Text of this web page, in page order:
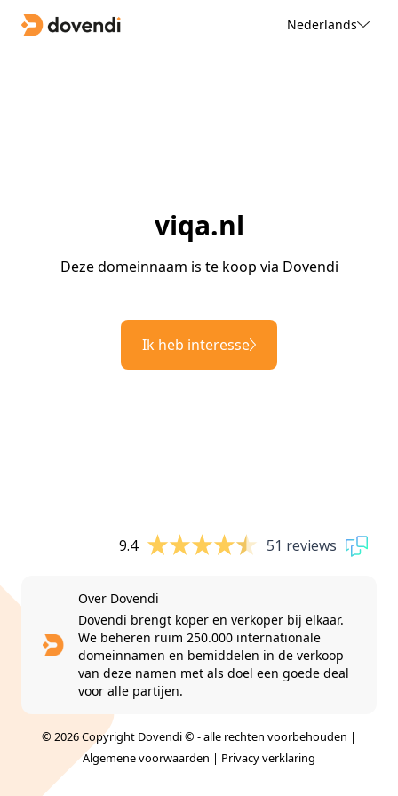
Nederlands
viqa.nl
Deze domeinnaam is te koop via Dovendi
Ik heb interesse
9.4 51 reviews
Over Dovendi
Dovendi brengt koper en verkoper bij elkaar.
We beheren ruim 250.000 internationale
domeinnamen en bemiddelen in de verkoop
van deze namen met als doel een goede deal
voor alle partijen.
© 2026 Copyright Dovendi © - alle rechten voorbehouden |
Algemene voorwaarden | Privacy verklaring